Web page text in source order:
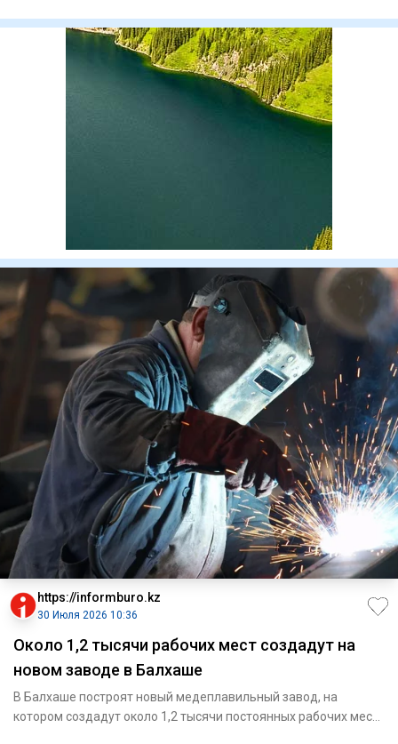
https://informburo.kz
30 Июля 2026 10:36
Около 1,2 тысячи рабочих мест создадут на
новом заводе в Балхаше
В Балхаше построят новый медеплавильный завод, на
котором создадут около 1,2 тысячи постоянных рабочих мест,